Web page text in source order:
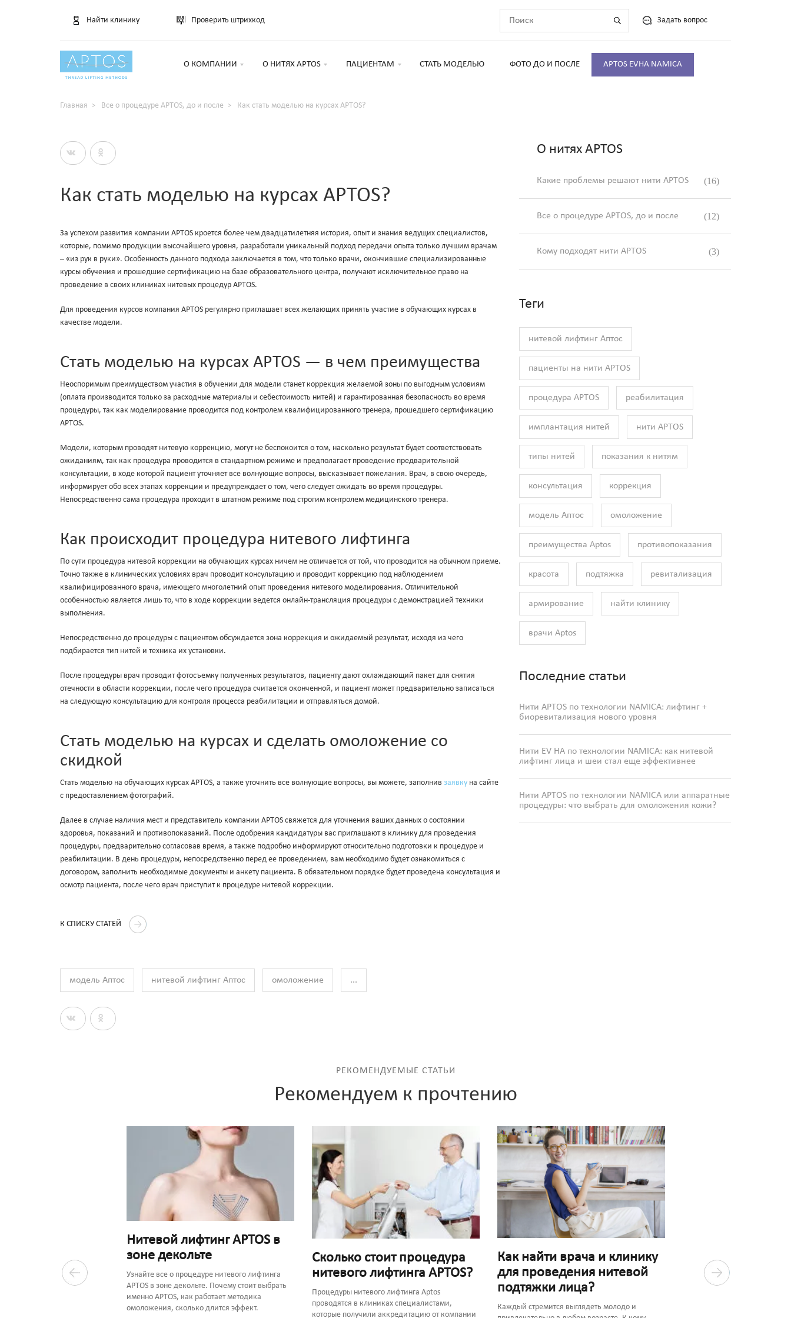
Найти клинику Проверить штрихкод Задать вопрос
О КОМПАНИИ О НИТЯХ APTOS ПАЦИЕНТАМ СТАТЬ МОДЕЛЬЮ ФОТО ДО И ПОСЛЕ APTOS EVHA NAMICA
Главная Все о процедуре APTOS, до и после Как стать моделью на курсах APTOS?
Как стать моделью на курсах APTOS?
За успехом развития компании APTOS кроется более чем двадцатилетняя история, опыт и знания ведущих специалистов,
которые, помимо продукции высочайшего уровня, разработали уникальный подход передачи опыта только лучшим врачам
– «из рук в руки». Особенность данного подхода заключается в том, что только врачи, окончившие специализированные
курсы обучения и прошедшие сертификацию на базе образовательного центра, получают исключительное право на
проведение в своих клиниках нитевых процедур APTOS.
Для проведения курсов компания APTOS регулярно приглашает всех желающих принять участие в обучающих курсах в
качестве модели.
Стать моделью на курсах APTOS — в чем преимущества
Неоспоримым преимуществом участия в обучении для модели станет коррекция желаемой зоны по выгодным условиям
(оплата производится только за расходные материалы и себестоимость нитей) и гарантированная безопасность во время
процедуры, так как моделирование проводится под контролем квалифицированного тренера, прошедшего сертификацию
APTOS.
Модели, которым проводят нитевую коррекцию, могут не беспокоится о том, насколько результат будет соответствовать
ожиданиям, так как процедура проводится в стандартном режиме и предполагает проведение предварительной
консультации, в ходе которой пациент уточняет все волнующие вопросы, высказывает пожелания. Врач, в свою очередь,
информирует обо всех этапах коррекции и предупреждает о том, чего следует ожидать во время процедуры.
Непосредственно сама процедура проходит в штатном режиме под строгим контролем медицинского тренера.
Как происходит процедура нитевого лифтинга
По сути процедура нитевой коррекции на обучающих курсах ничем не отличается от той, что проводится на обычном приеме.
Точно также в клинических условиях врач проводит консультацию и проводит коррекцию под наблюдением
квалифицированного врача, имеющего многолетний опыт проведения нитевого моделирования. Отличительной
особенностью является лишь то, что в ходе коррекции ведется онлайн-трансляция процедуры с демонстрацией техники
выполнения.
Непосредственно до процедуры с пациентом обсуждается зона коррекция и ожидаемый результат, исходя из чего
подбирается тип нитей и техника их установки.
После процедуры врач проводит фотосъемку полученных результатов, пациенту дают охлаждающий пакет для снятия
отечности в области коррекции, после чего процедура считается оконченной, и пациент может предварительно записаться
на следующую консультацию для контроля процесса реабилитации и отправляться домой.
Стать моделью на курсах и сделать омоложение со
скидкой
Стать моделью на обучающих курсах APTOS, а также уточнить все волнующие вопросы, вы можете, заполнив заявку на сайте
с предоставлением фотографий.
Далее в случае наличия мест и представитель компании APTOS свяжется для уточнения ваших данных о состоянии
здоровья, показаний и противопоказаний. После одобрения кандидатуры вас приглашают в клинику для проведения
процедуры, предварительно согласовав время, а также подробно информируют относительно подготовки к процедуре и
реабилитации. В день процедуры, непосредственно перед ее проведением, вам необходимо будет ознакомиться с
договором, заполнить необходимые документы и анкету пациента. В обязательном порядке будет проведена консультация и
осмотр пациента, после чего врач приступит к процедуре нитевой коррекции.
К СПИСКУ СТАТЕЙ
модель Аптос нитевой лифтинг Аптос омоложение ...
О нитях APTOS
Какие проблемы решают нити APTOS (16)
Все о процедуре APTOS, до и после (12)
Кому подходят нити APTOS (3)
Теги
нитевой лифтинг Аптос
пациенты на нити APTOS
процедура APTOS реабилитация
имплантация нитей нити APTOS
типы нитей показания к нитям
консультация коррекция
модель Аптос омоложение
преимущества Aptos противопоказания
красота подтяжка ревитализация
армирование найти клинику
врачи Aptos
Последние статьи
Нити APTOS по технологии NAMICA: лифтинг +
биоревитализация нового уровня
Нити EV HA по технологии NAMICA: как нитевой
лифтинг лица и шеи стал еще эффективнее
Нити APTOS по технологии NAMICA или аппаратные
процедуры: что выбрать для омоложения кожи?
РЕКОМЕНДУЕМЫЕ СТАТЬИ
Рекомендуем к прочтению
после нитей
Нитевой лифтинг APTOS в
зоне декольте
Узнайте все о процедуре нитевого лифтинга
APTOS в зоне декольте. Почему стоит выбрать
именно APTOS, как работает методика
омоложения, сколько длится эффект.
Сколько стоит процедура
нитевого лифтинга APTOS?
Процедуры нитевого лифтинга Aptos
проводятся в клиниках специалистами,
которые получили аккредитацию от компании
Как найти врача и клинику
для проведения нитевой
подтяжки лица?
Каждый стремится выглядеть молодо и